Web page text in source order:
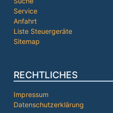
Service
Anfahrt
Liste Steuergeräte
Sitemap
RECHTLICHES
Impressum
Datenschutzerklärung